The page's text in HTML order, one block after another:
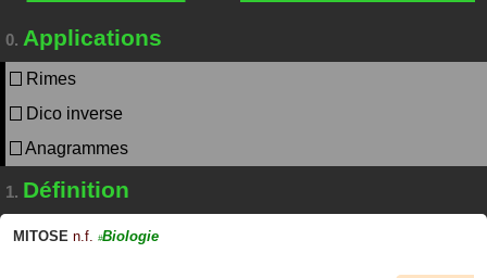
0. Applications
Rimes
Dico inverse
Anagrammes
1. Définition
MITOSE n.f. #Biologie